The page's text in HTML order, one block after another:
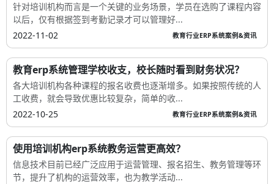
针对培训机构而言是一个关键的业务场景，学员在选购了课程内容
以后，仅有根据签到考勤记录才可以管理好...
2022-11-02
教育行业ERP系统案例&资讯
教育erp系统管理学校收支，校长随时看到财务状况？
各大培训机构各种课程的报名收费也逐渐增多。如果按照传统的人
工收费，就会导致优惠比较复杂，简单的收...
2022-10-25
教育行业ERP系统案例&资讯
使用培训机构erp系统教务运营更高效？
信息技术目前已经广泛应用于运营管理、报名招生、教务管理等环
节，提升了机构的运营效率，也为教学活动...